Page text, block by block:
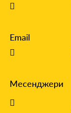
Email
Месенджери